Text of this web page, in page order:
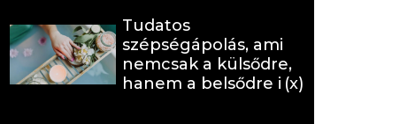
Tudatos
szépségápolás, ami
nemcsak a külsődre,
hanem a belsődre is